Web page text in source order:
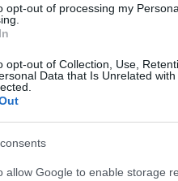
opt-out of processing my
opt-out of Collection, Use,
Data that Is Unrelated
allow Google to enable storage
a triangolo
durante le giornate più
La loro
sciarpa tradizionale
2 in 1 rende le sciarpe a
di moda.